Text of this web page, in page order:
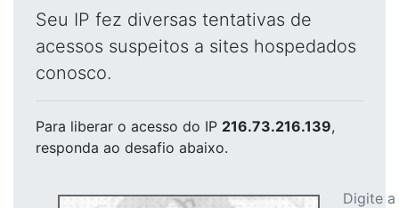
Seu IP fez diversas tentativas de
acessos suspeitos a sites hospedados
conosco.
Para liberar o acesso do IP 216.73.216.139,
responda ao desafio abaixo.
Digite